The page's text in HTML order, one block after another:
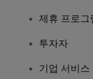
제휴 프로그
투자자
기업 서비스